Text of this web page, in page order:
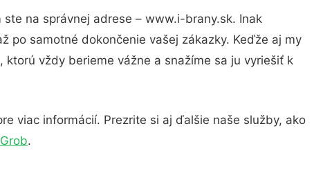
na správnej adrese – www.i-brany.sk. Inak
po samotné dokončenie vašej zákazky. Keďže aj my
vždy berieme vážne a snažíme sa ju vyriešiť k
viac informácií. Prezrite si aj ďalšie naše služby, ako
.